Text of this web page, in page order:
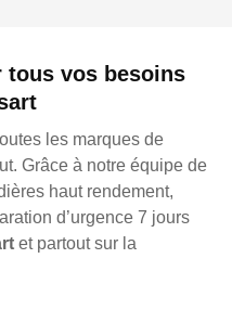
tous vos besoins
les marques de
Grâce à notre équipe de
haut rendement,
d’urgence 7 jours
et partout sur la